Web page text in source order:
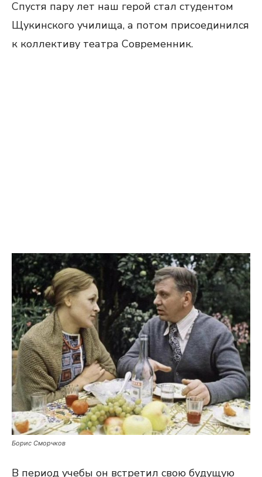
Спустя пару лет наш герой стал студентом
Щукинского училища, а потом присоединился
к коллективу театра Современник.
Борис Сморчков
В период учебы он встретил свою будущую